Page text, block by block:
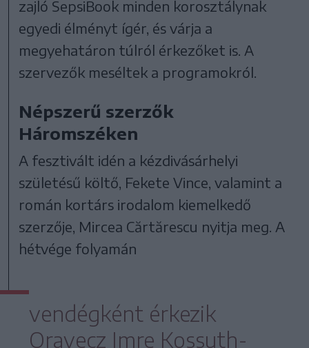
zajló SepsiBook minden korosztálynak
egyedi élményt ígér, és várja a
megyehatáron túlról érkezőket is. A
szervezők meséltek a programokról.
Népszerű szerzők
Háromszéken
A fesztivált idén a kézdivásárhelyi
születésű költő, Fekete Vince, valamint a
román kortárs irodalom kiemelkedő
szerzője, Mircea Cărtărescu nyitja meg. A
hétvége folyamán
vendégként érkezik
Oravecz Imre Kossuth-